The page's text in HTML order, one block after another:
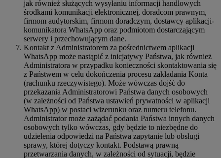
jak również służących wysyłaniu informacji handlowych
środkami komunikacji elektronicznej, doradcom prawnym,
firmom audytorskim, firmom doradczym, dostawcy aplikacji-
komunikatora WhatsApp oraz podmiotom dostarczającym
serwery i przechowującym dane.
Kontakt z Administratorem za pośrednictwem aplikacji
WhatsApp może nastąpić z inicjatywy Państwa, jak również
Administratora w przypadku konieczności skontaktowania się
z Państwem w celu dokończenia procesu zakładania Konta
(rachunku rzeczywistego). Może wówczas dojść do
przekazania Administratorowi Państwa danych osobowych
(w zależności od Państwa ustawień prywatności w aplikacji
WhatsApp) w postaci wizerunku oraz numeru telefonu.
Administrator może zażądać podania Państwa innych danych
osobowych tylko wówczas, gdy będzie to niezbędne do
udzielenia odpowiedzi na Państwa zapytanie lub obsługi
sprawy, której dotyczy kontakt. Podstawą prawną
przetwarzania danych, w zależności od sytuacji, będzie